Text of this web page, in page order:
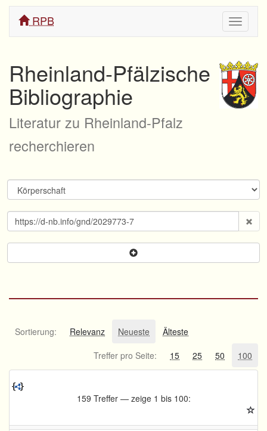
ein/
RPB
Rheinland-Pfälzische
Bibliographie
Literatur zu Rheinland-Pfalz
recherchieren
Sortierung: Relevanz Neueste
Älteste
Treffer pro Seite:
15 25 50 100
159 Treffer — zeige 1 bis 100: